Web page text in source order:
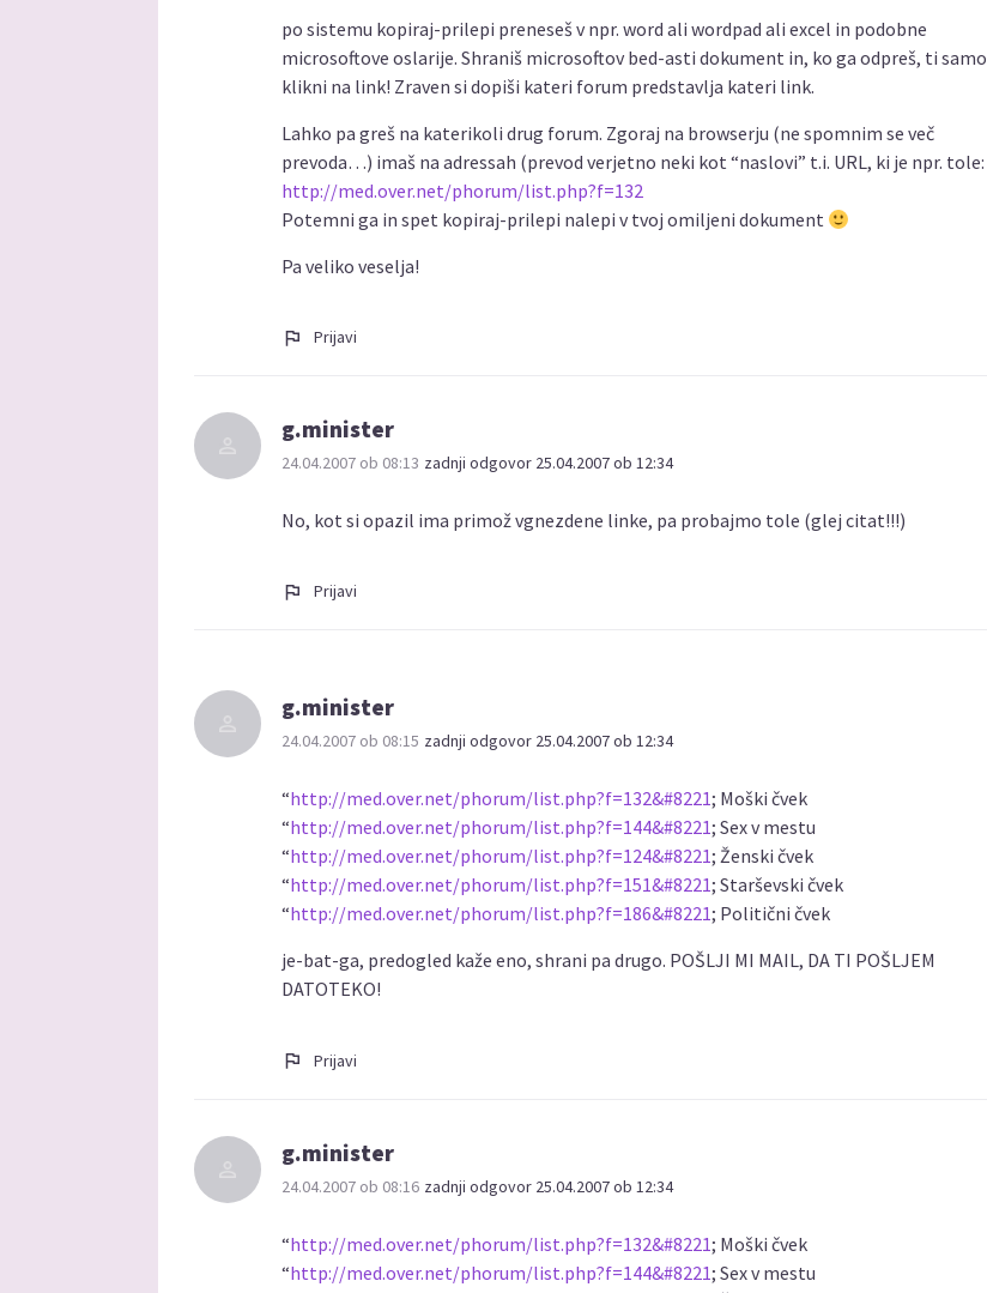
po sistemu kopiraj-prilepi preneseš v npr. word ali wordpad ali excel in podobne
microsoftove oslarije. Shraniš microsoftov bed-asti dokument in, ko ga odpreš, ti samo
klikni na link! Zraven si dopiši kateri forum predstavlja kateri link.
Lahko pa greš na katerikoli drug forum. Zgoraj na browserju (ne spomnim se več
prevoda…) imaš na adressah (prevod verjetno neki kot “naslovi” t.i. URL, ki je npr. tole:
http://med.over.net/phorum/list.php?f=132
Potemni ga in spet kopiraj-prilepi nalepi v tvoj omiljeni dokument
Pa veliko veselja!
Prijavi
g.minister
24.04.2007 ob 08:13 zadnji odgovor 25.04.2007 ob 12:34
No, kot si opazil ima primož vgnezdene linke, pa probajmo tole (glej citat!!!)
Prijavi
g.minister
24.04.2007 ob 08:15 zadnji odgovor 25.04.2007 ob 12:34
“http://med.over.net/phorum/list.php?f=132&#8221; Moški čvek
“http://med.over.net/phorum/list.php?f=144&#8221; Sex v mestu
“http://med.over.net/phorum/list.php?f=124&#8221; Ženski čvek
“http://med.over.net/phorum/list.php?f=151&#8221; Starševski čvek
“http://med.over.net/phorum/list.php?f=186&#8221; Politični čvek
je-bat-ga, predogled kaže eno, shrani pa drugo. POŠLJI MI MAIL, DA TI POŠLJEM
DATOTEKO!
Prijavi
g.minister
24.04.2007 ob 08:16 zadnji odgovor 25.04.2007 ob 12:34
“http://med.over.net/phorum/list.php?f=132&#8221; Moški čvek
“http://med.over.net/phorum/list.php?f=144&#8221; Sex v mestu